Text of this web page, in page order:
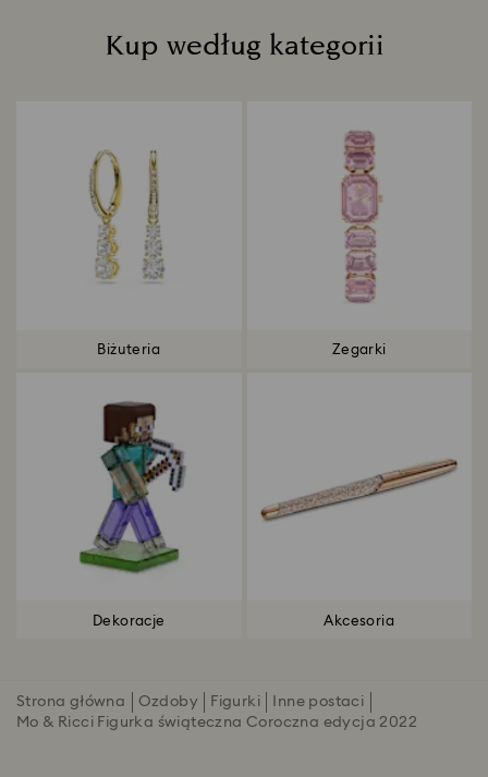
Kup według kategorii
Biżuteria Zegarki
Dekoracje Akcesoria
Strona główna Ozdoby Figurki
Inne postaci
Mo & Ricci Figurka świąteczna Coroczna edycja 2022